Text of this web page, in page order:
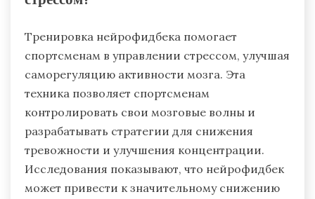
Тренировка нейрофидбека помогает
спортсменам в управлении стрессом, улучшая
саморегуляцию активности мозга. Эта
техника позволяет спортсменам
контролировать свои мозговые волны и
разрабатывать стратегии для снижения
тревожности и улучшения концентрации.
Исследования показывают, что нейрофидбек
может привести к значительному снижению